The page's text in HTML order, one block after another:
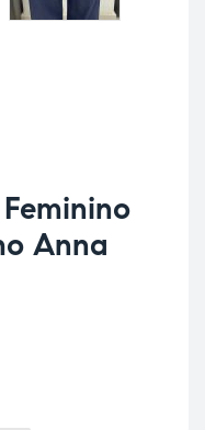
Anna